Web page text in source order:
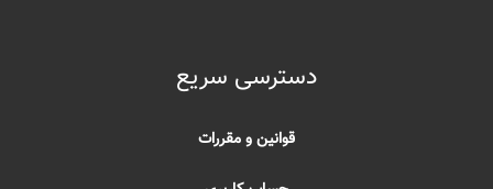
دسترسی سریع
قوانین و مقررات